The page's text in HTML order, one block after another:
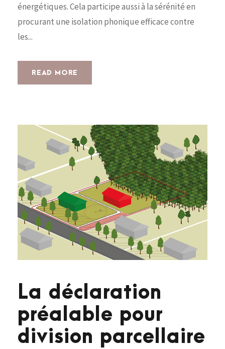
énergétiques. Cela participe aussi à la sérénité en
procurant une isolation phonique efficace contre
les...
READ MORE
La déclaration
préalable pour
division parcellaire